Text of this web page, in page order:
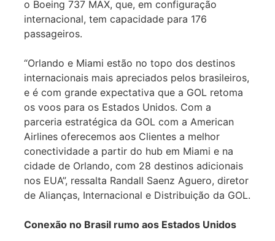
o Boeing 737 MAX, que, em configuração
internacional, tem capacidade para 176
passageiros.
“Orlando e Miami estão no topo dos destinos
internacionais mais apreciados pelos brasileiros,
e é com grande expectativa que a GOL retoma
os voos para os Estados Unidos. Com a
parceria estratégica da GOL com a American
Airlines oferecemos aos Clientes a melhor
conectividade a partir do hub em Miami e na
cidade de Orlando, com 28 destinos adicionais
nos EUA”, ressalta Randall Saenz Aguero, diretor
de Alianças, Internacional e Distribuição da GOL.
Conexão no Brasil rumo aos Estados Unidos